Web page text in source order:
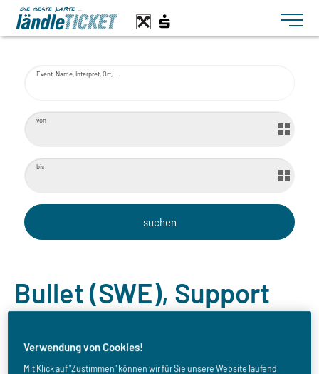
Toggle
Event-Name, Interpret, Ort, ...
von
bis
Bullet (SWE), Support
Verwendung von Cookies!
Mit Klick auf "Zustimmen" können wir für Sie unsere Website laufend